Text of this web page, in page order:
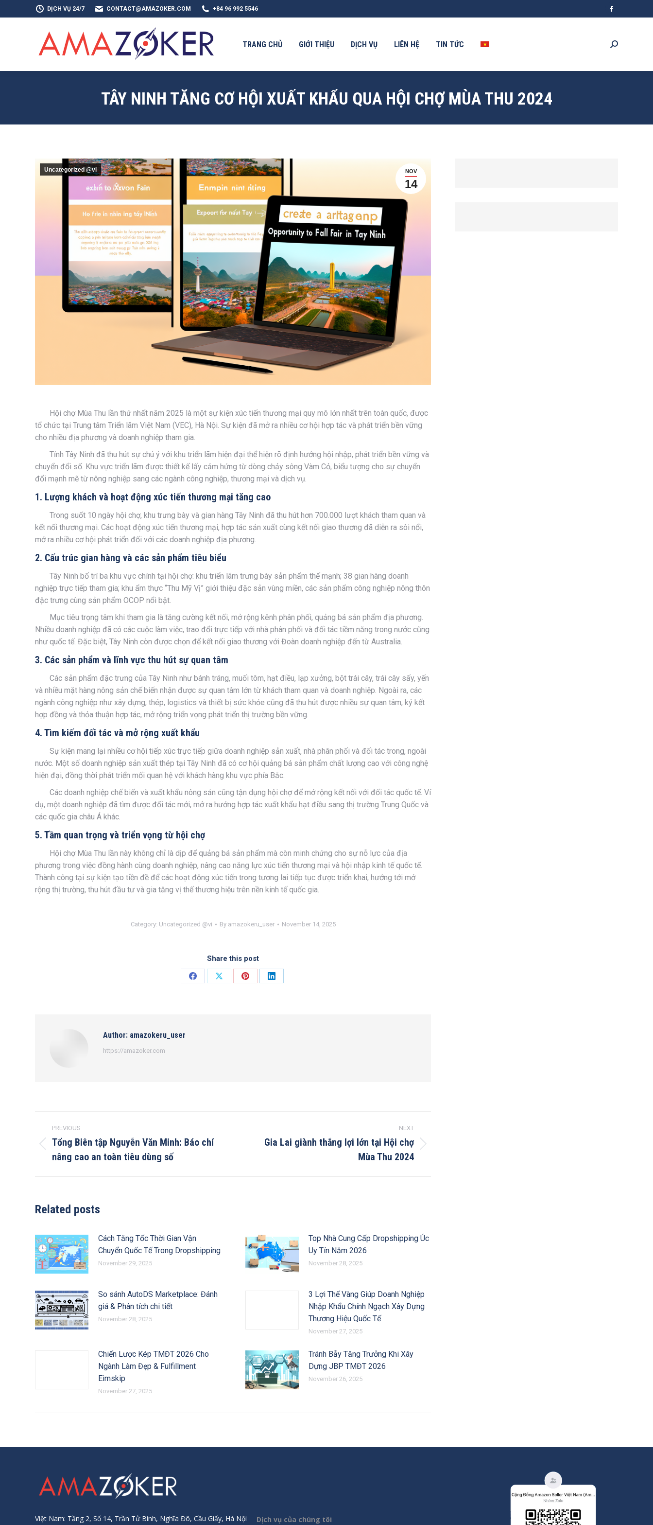
DỊCH VỤ 24/7 CONTACT@AMAZOKER.COM +84 96 992 5546
Facebook
opens
TRANG CHỦ GIỚI THIỆU DỊCH VỤ LIÊN HỆ TIN TỨC Search:
TÂY NINH TĂNG CƠ HỘI XUẤT KHẨU QUA HỘI CHỢ MÙA THU 2024
NOV
14
Uncategorized @vi
Hội chợ Mùa Thu lần thứ nhất năm 2025 là một sự kiện xúc tiến thương mại quy mô lớn nhất trên toàn quốc, được
tổ chức tại Trung tâm Triển lãm Việt Nam (VEC), Hà Nội. Sự kiện đã mở ra nhiều cơ hội hợp tác và phát triển bền vững
cho nhiều địa phương và doanh nghiệp tham gia.
Tỉnh Tây Ninh đã thu hút sự chú ý với khu triển lãm hiện đại thể hiện rõ định hướng hội nhập, phát triển bền vững và
chuyển đổi số. Khu vực triển lãm được thiết kế lấy cảm hứng từ dòng chảy sông Vàm Cỏ, biểu tượng cho sự chuyển
đổi mạnh mẽ từ nông nghiệp sang các ngành công nghiệp, thương mại và dịch vụ.
1. Lượng khách và hoạt động xúc tiến thương mại tăng cao
Trong suốt 10 ngày hội chợ, khu trưng bày và gian hàng Tây Ninh đã thu hút hơn 700.000 lượt khách tham quan và
kết nối thương mại. Các hoạt động xúc tiến thương mại, hợp tác sản xuất cùng kết nối giao thương đã diễn ra sôi nổi,
mở ra nhiều cơ hội phát triển đối với các doanh nghiệp địa phương.
2. Cấu trúc gian hàng và các sản phẩm tiêu biểu
Tây Ninh bố trí ba khu vực chính tại hội chợ: khu triển lãm trưng bày sản phẩm thế mạnh; 38 gian hàng doanh
nghiệp trực tiếp tham gia; khu ẩm thực “Thu Mỹ Vị” giới thiệu đặc sản vùng miền, các sản phẩm công nghiệp nông thôn
đặc trưng cùng sản phẩm OCOP nổi bật.
Mục tiêu trọng tâm khi tham gia là tăng cường kết nối, mở rộng kênh phân phối, quảng bá sản phẩm địa phương.
Nhiều doanh nghiệp đã có các cuộc làm việc, trao đổi trực tiếp với nhà phân phối và đối tác tiềm năng trong nước cũng
như quốc tế. Đặc biệt, Tây Ninh còn được chọn để kết nối giao thương với Đoàn doanh nghiệp đến từ Australia.
3. Các sản phẩm và lĩnh vực thu hút sự quan tâm
Các sản phẩm đặc trưng của Tây Ninh như bánh tráng, muối tôm, hạt điều, lạp xưởng, bột trái cây, trái cây sấy, yến
và nhiều mặt hàng nông sản chế biến nhận được sự quan tâm lớn từ khách tham quan và doanh nghiệp. Ngoài ra, các
ngành công nghiệp như xây dựng, thép, logistics và thiết bị sức khỏe cũng đã thu hút được nhiều sự quan tâm, ký kết
hợp đồng và thỏa thuận hợp tác, mở rộng triển vọng phát triển thị trường bền vững.
4. Tìm kiếm đối tác và mở rộng xuất khẩu
Sự kiện mang lại nhiều cơ hội tiếp xúc trực tiếp giữa doanh nghiệp sản xuất, nhà phân phối và đối tác trong, ngoài
nước. Một số doanh nghiệp sản xuất thép tại Tây Ninh đã có cơ hội quảng bá sản phẩm chất lượng cao với công nghệ
hiện đại, đồng thời phát triển mối quan hệ với khách hàng khu vực phía Bắc.
Các doanh nghiệp chế biến và xuất khẩu nông sản cũng tận dụng hội chợ để mở rộng kết nối với đối tác quốc tế. Ví
dụ, một doanh nghiệp đã tìm được đối tác mới, mở ra hướng hợp tác xuất khẩu hạt điều sang thị trường Trung Quốc và
các quốc gia châu Á khác.
5. Tầm quan trọng và triển vọng từ hội chợ
Hội chợ Mùa Thu lần này không chỉ là dịp để quảng bá sản phẩm mà còn minh chứng cho sự nỗ lực của địa
phương trong việc đồng hành cùng doanh nghiệp, nâng cao năng lực xúc tiến thương mại và hội nhập kinh tế quốc tế.
Thành công tại sự kiện tạo tiền đề để các hoạt động xúc tiến trong tương lai tiếp tục được triển khai, hướng tới mở
rộng thị trường, thu hút đầu tư và gia tăng vị thế thương hiệu trên nền kinh tế quốc gia.
Category: Uncategorized @vi By amazokeru_user November 14, 2025
Share this post
Share
Share
Share
Share
Author: amazokeru_user
https://amazoker.com
Post
navigation
PREVIOUS
Previous
post:
Tổng Biên tập Nguyễn Văn Minh: Báo chí
nâng cao an toàn tiêu dùng số
NEXT
Gia Lai giành thắng lợi lớn tại Hội chợ
Mùa Thu 2024
Related posts
Cách Tăng Tốc Thời Gian Vận
Chuyển Quốc Tế Trong Dropshipping
November 29, 2025
Top Nhà Cung Cấp Dropshipping Úc
Uy Tín Năm 2026
November 28, 2025
So sánh AutoDS Marketplace: Đánh
giá & Phân tích chi tiết
November 28, 2025
3 Lợi Thế Vàng Giúp Doanh Nghiệp
Nhập Khẩu Chính Ngạch Xây Dựng
Thương Hiệu Quốc Tế
November 27, 2025
Chiến Lược Kép TMĐT 2026 Cho
Ngành Làm Đẹp & Fulfillment
Eimskip
November 27, 2025
Tránh Bẫy Tăng Trưởng Khi Xây
Dựng JBP TMĐT 2026
November 26, 2025
Việt Nam: Tầng 2, Số 14, Trần Tử Bình, Nghĩa Đô, Cầu Giấy, Hà Nội
Dịch vụ của chúng tôi
TRANG CHỦ GIỚI THIỆU DỊCH VỤ LIÊN HỆ TIN TỨC Search: